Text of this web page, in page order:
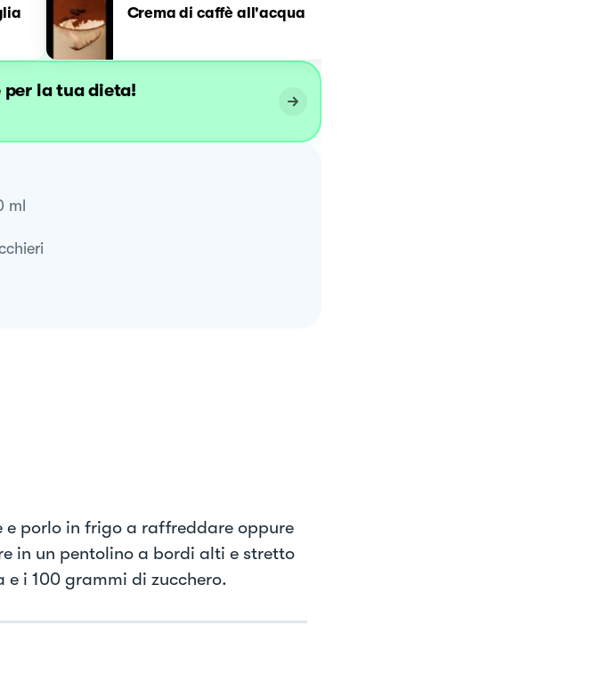
Crema di caffè all'acqua
la tua dieta!
ml
porlo in frigo a raffreddare oppure
in un pentolino a bordi alti e stretto
i 100 grammi di zucchero.